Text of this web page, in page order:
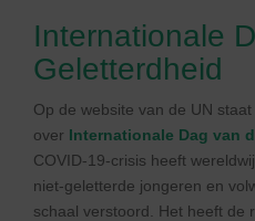
Internationale
Geletterdheid
Op de website van de UN
over Internationale Dag van
COVID-19-crisis heeft
niet-geletterde jongeren en
schaal verstoord. Het heeft de